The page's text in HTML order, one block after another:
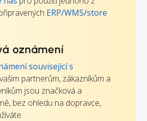
ERP/WMS/store
oznámení
související s
vašim partnerům, zákazníkům a
jsou značková a
bez ohledu na dopravce,